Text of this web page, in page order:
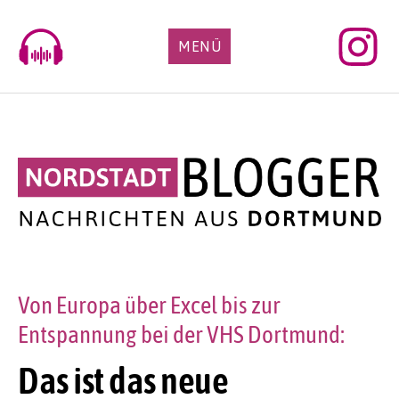
content
MENÜ
Das ist das neue
Von Europa über Excel bis zur
Entspannung bei der VHS Dortmund: